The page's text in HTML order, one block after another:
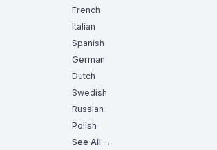
French
Italian
Spanish
German
Dutch
Swedish
Russian
Polish
See All →